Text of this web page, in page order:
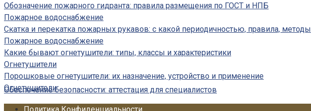
Обозначение пожарного гидранта: правила размещения по ГОСТ и НПБ
Пожарное водоснабжение
Скатка и перекатка пожарных рукавов: с какой периодичностью, правила, методы
Пожарное водоснабжение
Какие бывают огнетушители: типы, классы и характеристики
Огнетушители
Порошковые огнетушители: их назначение, устройство и применение
Огнетушители
Обеспечение безопасности: аттестация для специалистов